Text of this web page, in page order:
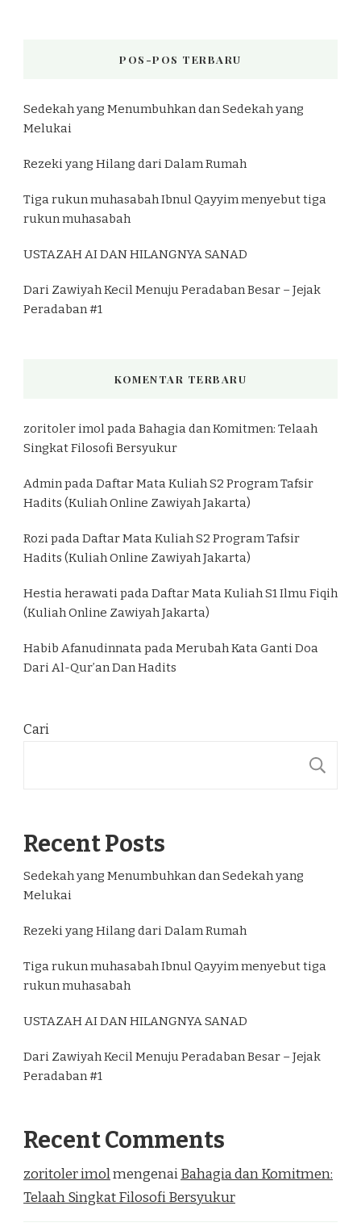
POS-POS TERBARU
Sedekah yang Menumbuhkan dan Sedekah yang
Melukai
Rezeki yang Hilang dari Dalam Rumah
Tiga rukun muhasabah Ibnul Qayyim menyebut tiga
rukun muhasabah
USTAZAH AI DAN HILANGNYA SANAD
Dari Zawiyah Kecil Menuju Peradaban Besar – Jejak
Peradaban #1
KOMENTAR TERBARU
zoritoler imolpadaBahagia dan Komitmen: Telaah
Singkat Filosofi Bersyukur
AdminpadaDaftar Mata Kuliah S2 Program Tafsir
Hadits (Kuliah Online Zawiyah Jakarta)
RozipadaDaftar Mata Kuliah S2 Program Tafsir
Hadits (Kuliah Online Zawiyah Jakarta)
Hestia herawatipadaDaftar Mata Kuliah S1 Ilmu Fiqih
(Kuliah Online Zawiyah Jakarta)
Habib AfanudinnatapadaMerubah Kata Ganti Doa
Dari Al-Qur’an Dan Hadits
Cari
Recent Posts
Sedekah yang Menumbuhkan dan Sedekah yang
Melukai
Rezeki yang Hilang dari Dalam Rumah
Tiga rukun muhasabah Ibnul Qayyim menyebut tiga
rukun muhasabah
USTAZAH AI DAN HILANGNYA SANAD
Dari Zawiyah Kecil Menuju Peradaban Besar – Jejak
Peradaban #1
Recent Comments
zoritoler imolmengenaiBahagia dan Komitmen:
Telaah Singkat Filosofi Bersyukur